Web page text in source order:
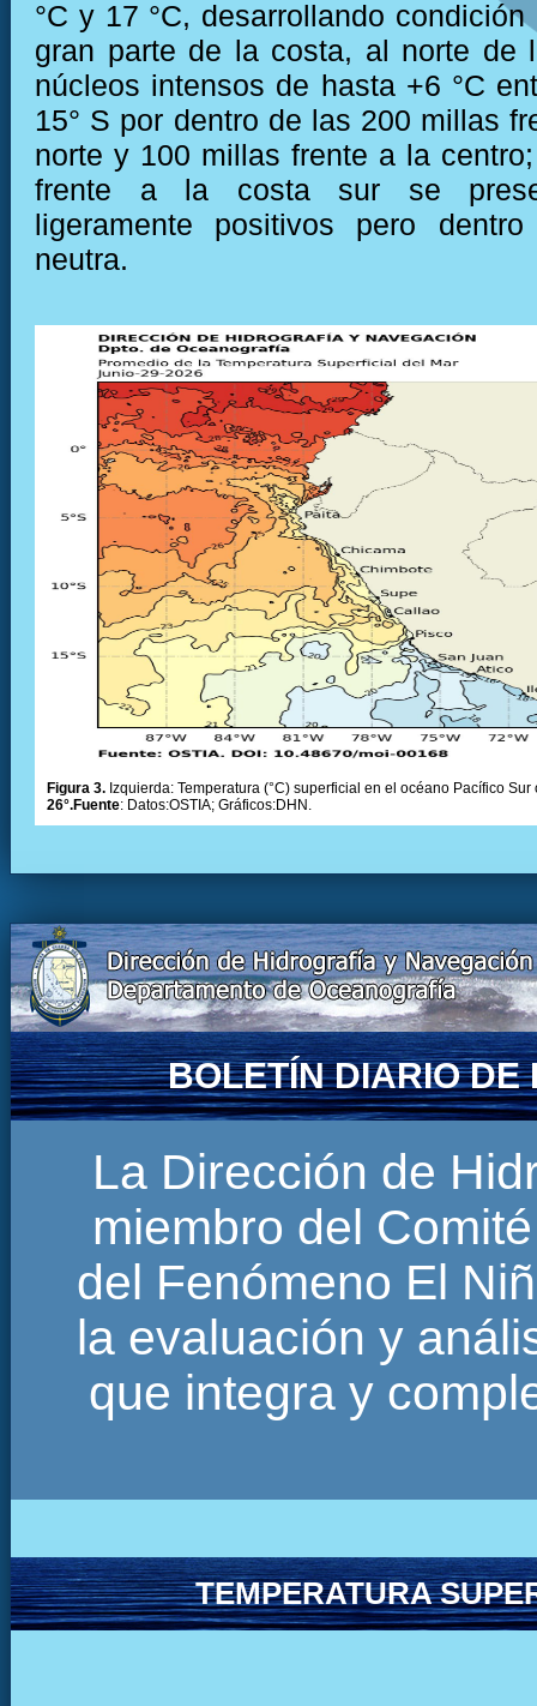
°C y 17 °C, desarrollando
gran parte de la costa, al norte de
núcleos intensos de hasta +6 °C
15° S por dentro de las 200 millas
norte y 100 millas frente a la
frente a la costa sur se
ligeramente positivos pero
neutra.
Figura 3. Izquierda: Temperatura (°C) superficial en el océano Pacífico
26°.Fuente: Datos:OSTIA; Gráficos:DHN.
BOLETÍN DIARIO DE
La Dirección de
miembro del
del Fenómeno El
la evaluación y
que integra y
TEMPERATURA